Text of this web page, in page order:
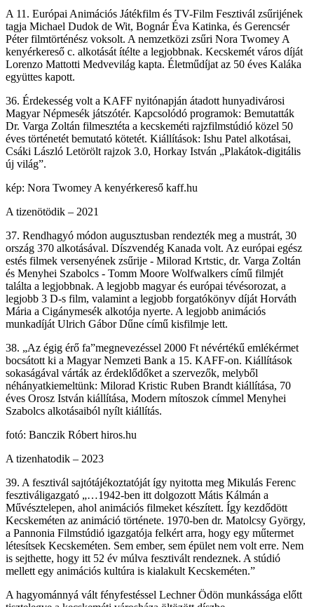
A 11. Európai Animációs Játékfilm és TV-Film Fesztivál zsűrijének
tagja Michael Dudok de Wit, Bognár Éva Katinka, és Gerencsér
Péter filmtörténész voksolt. A nemzetközi zsűri Nora Twomey A
kenyérkereső c. alkotását ítélte a legjobbnak. Kecskemét város díját
Lorenzo Mattotti Medvevilág kapta. Életműdíjat az 50 éves Kaláka
együttes kapott.
36. Érdekesség volt a KAFF nyitónapján átadott hunyadivárosi
Magyar Népmesék játszótér. Kapcsolódó programok: Bemutatták
Dr. Varga Zoltán filmesztéta a kecskeméti rajzfilmstúdió közel 50
éves történetét bemutató kötetét. Kiállítások: Ishu Patel alkotásai,
Csáki László Letörölt rajzok 3.0, Horkay István „Plakátok-digitális
új világ”.
kép: Nora Twomey A kenyérkereső kaff.hu
A tizenötödik – 2021
37. Rendhagyó módon augusztusban rendezték meg a mustrát, 30
ország 370 alkotásával. Díszvendég Kanada volt. Az európai egész
estés filmek versenyének zsűrije - Milorad Krtstic, dr. Varga Zoltán
és Menyhei Szabolcs - Tomm Moore Wolfwalkers című filmjét
találta a legjobbnak. A legjobb magyar és európai tévésorozat, a
legjobb 3 D-s film, valamint a legjobb forgatókönyv díját Horváth
Mária a Cigánymesék alkotója nyerte. A legjobb animációs
munkadíját Ulrich Gábor Dűne című kisfilmje lett.
38. „Az égig érő fa”megnevezéssel 2000 Ft névértékű emlékérmet
bocsátott ki a Magyar Nemzeti Bank a 15. KAFF-on. Kiállítások
sokaságával várták az érdeklődőket a szervezők, melyből
néhányatkiemeltünk: Milorad Kristic Ruben Brandt kiállítása, 70
éves Orosz István kiállítása, Modern mítoszok címmel Menyhei
Szabolcs alkotásaiból nyílt kiállítás.
fotó: Banczik Róbert hiros.hu
A tizenhatodik – 2023
39. A fesztivál sajtótájékoztatóját így nyitotta meg Mikulás Ferenc
fesztiváligazgató „…1942-ben itt dolgozott Mátis Kálmán a
Művésztelepen, ahol animációs filmeket készített. Így kezdődött
Kecskeméten az animáció története. 1970-ben dr. Matolcsy György,
a Pannonia Filmstúdió igazgatója felkért arra, hogy egy műtermet
létesítsek Kecskeméten. Sem ember, sem épület nem volt erre. Nem
is sejthette, hogy itt 52 év múlva fesztivált rendeznek. A stúdió
mellett egy animációs kultúra is kialakult Kecskeméten.”
A hagyománnyá vált fényfestéssel Lechner Ödön munkássága előtt